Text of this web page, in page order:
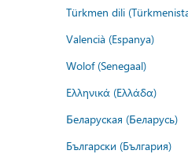
Türkmen dili
Valencià (Espanya)
Wolof (Senegaal)
Ελληνικά (Ελλάδα)
Беларуская (Беларусь)
Български (България)